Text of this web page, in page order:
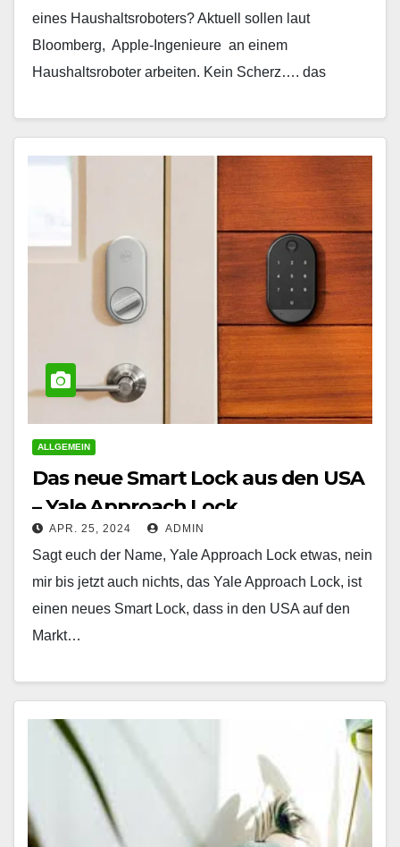
eines Haushaltsroboters? Aktuell sollen laut
Bloomberg, Apple-Ingenieure an einem
Haushaltsroboter arbeiten. Kein Scherz…. das
ALLGEMEIN
Das neue Smart Lock aus den USA
– Yale Approach Lock
APR. 25, 2024 ADMIN
Sagt euch der Name, Yale Approach Lock etwas, nein
mir bis jetzt auch nichts, das Yale Approach Lock, ist
einen neues Smart Lock, dass in den USA auf den
Markt…